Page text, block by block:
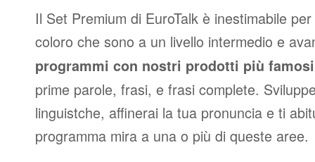
Il Set Premium di EuroTalk è inestimabile
coloro che sono a un livello intermedio e
programmi con nostri prodotti più famosi
prime parole, frasi, e frasi complete.
linguistche, affinerai la tua pronuncia e ti
programma mira a una o più di queste aree.